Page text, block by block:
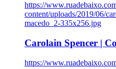
https://
content/uploads/2019/06/
macedo_2-335x256.jpg
Carolain Spencer |
https://